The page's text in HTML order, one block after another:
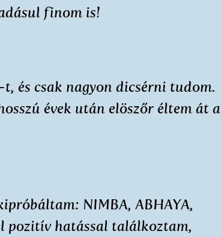
finom is!
és csak nagyon dicsérni tudom.
évek után elöszőr éltem át a
NIMBA, ABHAYA,
pozitív hatással találkoztam,